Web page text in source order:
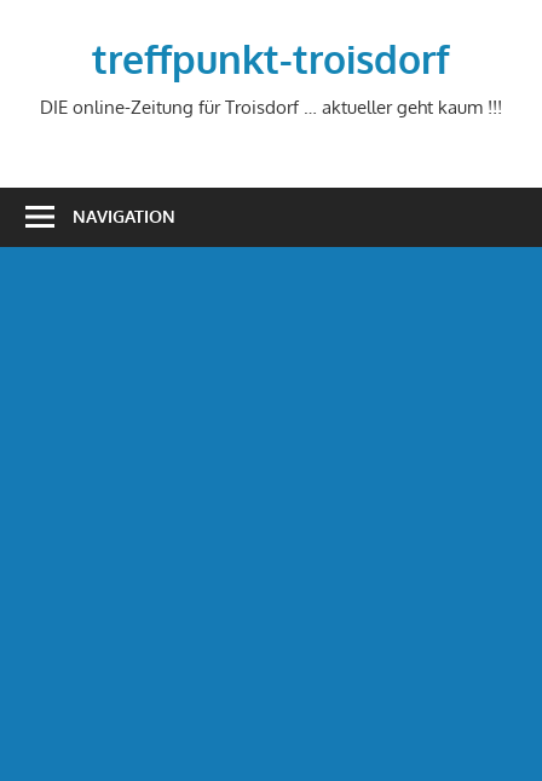
treffpunkt-troisdorf
DIE online-Zeitung für Troisdorf … aktueller geht kaum !!!
NAVIGATION